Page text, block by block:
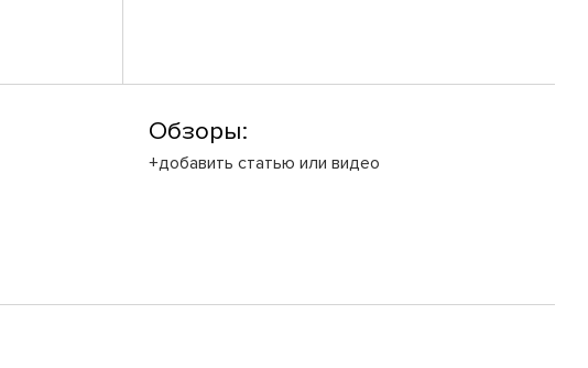
Обзоры:
+добавить статью или видео